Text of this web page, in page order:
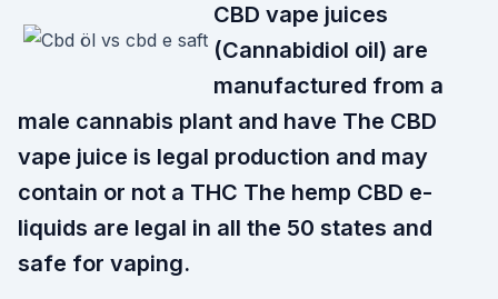
CBD vape juices
(Cannabidiol oil) are
manufactured from a
male cannabis plant and have The CBD
vape juice is legal production and may
contain or not a THC The hemp CBD e-
liquids are legal in all the 50 states and
safe for vaping.